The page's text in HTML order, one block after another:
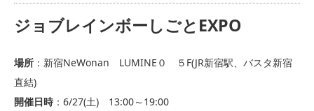
ジョブレインボーしごとEXPO
場所 ：新宿NeWonan LUMINE０ ５F(JR新宿駅、バスタ新宿
直結)
開催日時 ：6/27(土) 13:00～19:00